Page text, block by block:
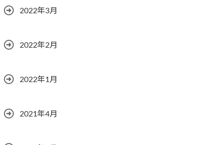
2022年3月
2022年2月
2022年1月
2021年4月